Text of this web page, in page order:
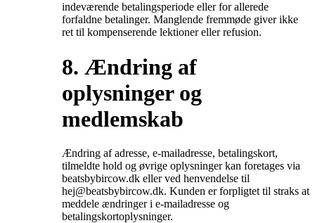
indeværende betalingsperiode eller for allerede
forfaldne betalinger. Manglende fremmøde giver ikke
ret til kompenserende lektioner eller refusion.
8. Ændring af
oplysninger og
medlemskab
Ændring af adresse, e-mailadresse, betalingskort,
tilmeldte hold og øvrige oplysninger kan foretages via
beatsbybircow.dk eller ved henvendelse til
hej@beatsbybircow.dk. Kunden er forpligtet til straks at
meddele ændringer i e-mailadresse og
betalingskortoplysninger.